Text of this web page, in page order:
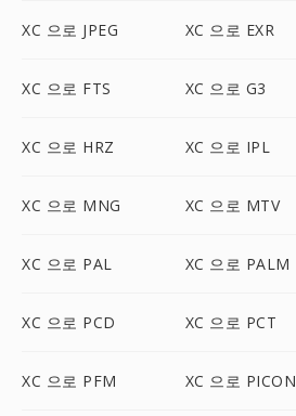
XC 으로 JPEG XC 으로 EXR
XC 으로 FTS XC 으로 G3
XC 으로 HRZ XC 으로 IPL
XC 으로 MNG XC 으로 MTV
XC 으로 PAL XC 으로 PALM
XC 으로 PCD XC 으로 PCT
XC 으로 PFM XC 으로 PICON